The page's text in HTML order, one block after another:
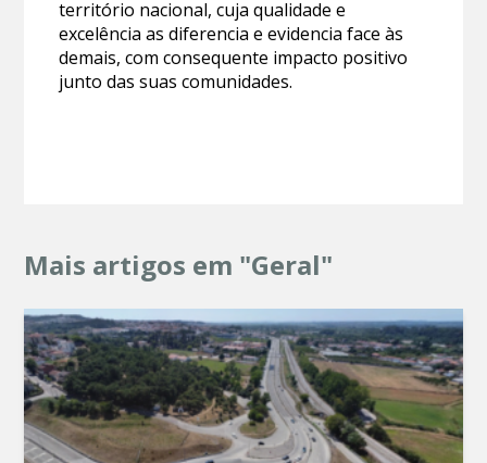
território nacional, cuja qualidade e
excelência as diferencia e evidencia face às
demais, com consequente impacto positivo
junto das suas comunidades.
Mais artigos em "Geral"